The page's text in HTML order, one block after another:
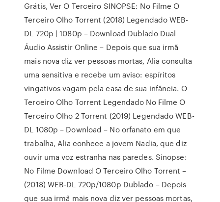
Grátis, Ver O Terceiro SINOPSE: No Filme O
Terceiro Olho Torrent (2018) Legendado WEB-
DL 720p | 1080p – Download Dublado Dual
Áudio Assistir Online – Depois que sua irmã
mais nova diz ver pessoas mortas, Alia consulta
uma sensitiva e recebe um aviso: espíritos
vingativos vagam pela casa de sua infância. O
Terceiro Olho Torrent Legendado No Filme O
Terceiro Olho 2 Torrent (2019) Legendado WEB-
DL 1080p – Download – No orfanato em que
trabalha, Alia conhece a jovem Nadia, que diz
ouvir uma voz estranha nas paredes. Sinopse:
No Filme Download O Terceiro Olho Torrent –
(2018) WEB-DL 720p/1080p Dublado – Depois
que sua irmã mais nova diz ver pessoas mortas,